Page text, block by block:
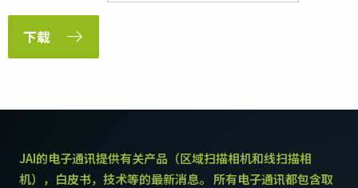
下载
JAI的电子通讯提供有关产品（区域扫描相机和线扫描相
机），白皮书，技术等的最新消息。 所有电子通讯都包含取